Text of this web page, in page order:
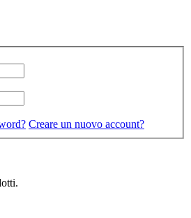
Creare un nuovo account?